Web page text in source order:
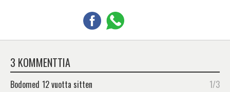
3 KOMMENTTIA
Bodomed 12 vuotta sitten 1/3